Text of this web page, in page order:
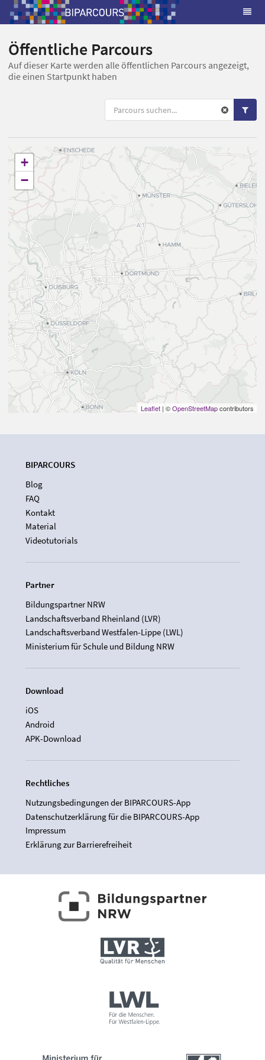
Öffentliche Parcours
Auf dieser Karte werden alle öffentlichen Parcours angezeigt,
die einen Startpunkt haben
+
−
Leaflet | ©OpenStreetMapcontributors
BIPARCOURS
Blog
FAQ
Kontakt
Material
Videotutorials
Partner
Bildungspartner NRW
Landschaftsverband Rheinland (LVR)
Landschaftsverband Westfalen-Lippe (LWL)
Ministerium für Schule und Bildung NRW
Download
iOS
Android
APK-Download
Rechtliches
Nutzungsbedingungen der BIPARCOURS-App
Datenschutzerklärung für die BIPARCOURS-App
Impressum
Erklärung zur Barrierefreiheit